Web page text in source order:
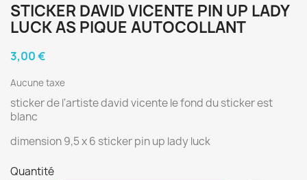
STICKER DAVID VICENTE PIN UP LADY
LUCK AS PIQUE AUTOCOLLANT
3,00 €
Aucune taxe
sticker de l'artiste david vicente le fond du sticker est
blanc
dimension 9,5 x 6 sticker pin up lady luck
Quantité